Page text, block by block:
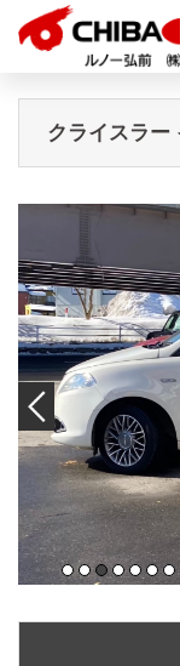
クライスラー